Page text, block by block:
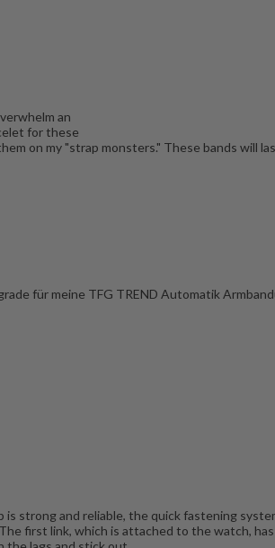
an
for these
on my "strap monsters." These bands will
für meine TFG TREND Automatik
strong and reliable, the quick fastening
first link, which is attached to the watch,